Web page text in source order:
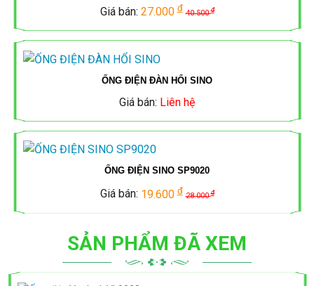
ĐÈN
MPE
ĐÈN
TIẾN
PHÁT
ĐÈN
MÁNG
TỦ
TỦ
ĐIỆN
MPE
CÁP
SUPERLINK
XOẮN
Giá bán: 27.000đ 40.500đ
ỐNG ĐIỆN ĐÀN HỔI SINO
Giá bán: Liên hệ
ỐNG ĐIỆN SINO SP9020
Giá bán: 19.600đ 28.000đ
SẢN PHẨM ĐÃ XEM